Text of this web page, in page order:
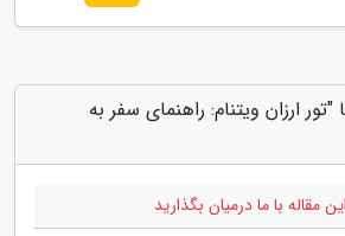
ارزان ویتنام: راهنمای سفر به
مقاله با ما درمیان بگذارید